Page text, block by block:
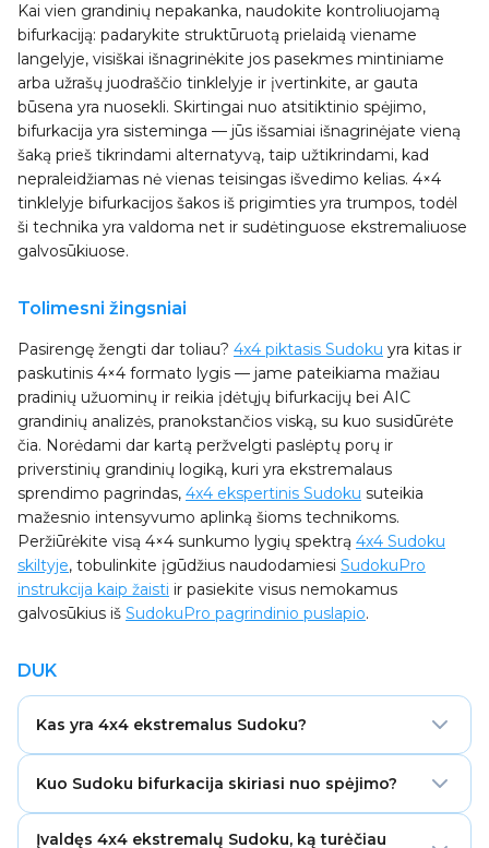
Kai vien grandinių nepakanka, naudokite kontroliuojamą
bifurkaciją: padarykite struktūruotą prielaidą viename
langelyje, visiškai išnagrinėkite jos pasekmes mintiniame
arba užrašų juodraščio tinklelyje ir įvertinkite, ar gauta
būsena yra nuosekli. Skirtingai nuo atsitiktinio spėjimo,
bifurkacija yra sisteminga — jūs išsamiai išnagrinėjate vieną
šaką prieš tikrindami alternatyvą, taip užtikrindami, kad
nepraleidžiamas nė vienas teisingas išvedimo kelias. 4×4
tinklelyje bifurkacijos šakos iš prigimties yra trumpos, todėl
ši technika yra valdoma net ir sudėtinguose ekstremaliuose
galvosūkiuose.
Tolimesni žingsniai
Pasirengę žengti dar toliau? 4x4 piktasis Sudoku yra kitas ir
paskutinis 4×4 formato lygis — jame pateikiama mažiau
pradinių užuominų ir reikia įdėtųjų bifurkacijų bei AIC
grandinių analizės, pranokstančios viską, su kuo susidūrėte
čia. Norėdami dar kartą peržvelgti paslėptų porų ir
priverstinių grandinių logiką, kuri yra ekstremalaus
sprendimo pagrindas, 4x4 ekspertinis Sudoku suteikia
mažesnio intensyvumo aplinką šioms technikoms.
Peržiūrėkite visą 4×4 sunkumo lygių spektrą 4x4 Sudoku
skiltyje, tobulinkite įgūdžius naudodamiesi SudokuPro
instrukcija kaip žaisti ir pasiekite visus nemokamus
galvosūkius iš SudokuPro pagrindinio puslapio.
DUK
Kas yra 4x4 ekstremalus Sudoku?
4×4 formato lygis, kuriame iš 16 langelių pateikiamos
tik 4–5 iš anksto užpildytos užuominos. Jam reikia kelių
žingsnių priverstinių grandinių ir kontroliuojamos
Kuo Sudoku bifurkacija skiriasi nuo spėjimo?
Įvaldęs 4x4 ekstremalų Sudoku, ką turėčiau